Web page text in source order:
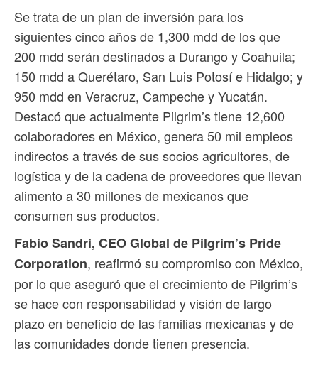
Se trata de un plan de inversión para los
siguientes cinco años de 1,300 mdd de los que
200 mdd serán destinados a Durango y Coahuila;
150 mdd a Querétaro, San Luis Potosí e Hidalgo; y
950 mdd en Veracruz, Campeche y Yucatán.
Destacó que actualmente Pilgrim’s tiene 12,600
colaboradores en México, genera 50 mil empleos
indirectos a través de sus socios agricultores, de
logística y de la cadena de proveedores que llevan
alimento a 30 millones de mexicanos que
consumen sus productos.
Fabio Sandri, CEO Global de Pilgrim’s Pride
Corporation, reafirmó su compromiso con México,
por lo que aseguró que el crecimiento de Pilgrim’s
se hace con responsabilidad y visión de largo
plazo en beneficio de las familias mexicanas y de
las comunidades donde tienen presencia.